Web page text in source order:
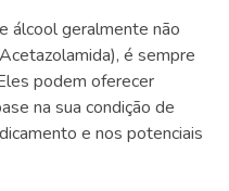
álcool geralmente não
é sempre
podem oferecer
na sua condição de
e nos potenciais